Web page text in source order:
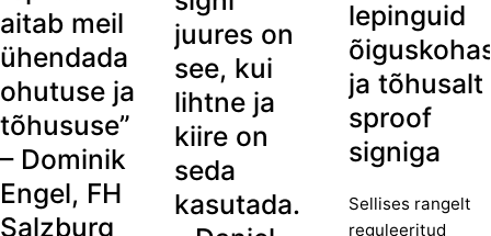
lepinguid
ja tõhusalt
sproof
signiga
Sellises rangelt
reguleeritud
juures on
see, kui
lihtne ja
kiire on
seda
kasutada.
aitab meil
ühendada
ohutuse ja
tõhususe”
– Dominik
Engel, FH
Salzburg